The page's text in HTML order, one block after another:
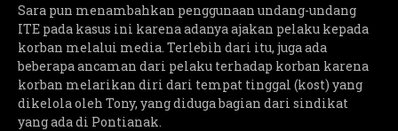
Sara pun menambahkan penggunaan undang-undang
ITE pada kasus ini karena adanya ajakan pelaku kepada
korban melalui media. Terlebih dari itu, juga ada
beberapa ancaman dari pelaku terhadap korban karena
korban melarikan diri dari tempat tinggal (kost) yang
dikelola oleh Tony, yang diduga bagian dari sindikat
yang ada di Pontianak.